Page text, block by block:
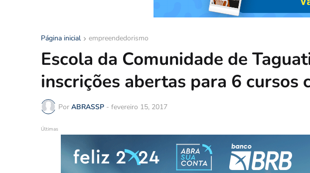
Página inicial empreendedorismo
Escola da Comunidade de
inscrições abertas para 6 cursos
Por ABRASSP - fevereiro 15, 2017
Últimas